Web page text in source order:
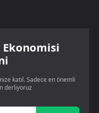
katıl. Sadece en önemli
derliyoruz